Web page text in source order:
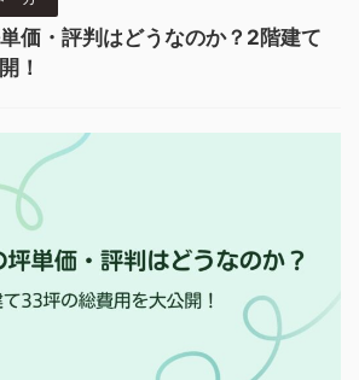
価・評判はどうなのか？2階建て
！